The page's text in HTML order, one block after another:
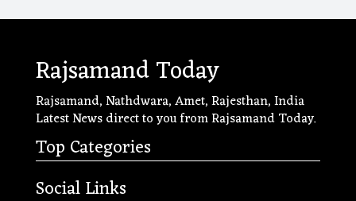
Rajsamand Today
Rajsamand, Nathdwara, Amet, Rajesthan, India
Latest News direct to you from Rajsamand Today.
Top Categories
Social Links